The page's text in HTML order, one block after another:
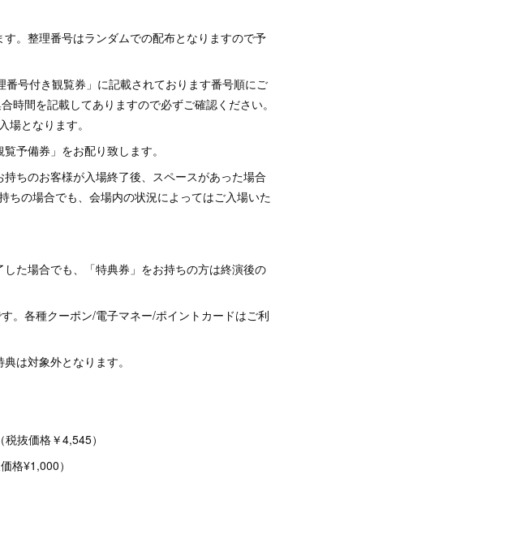
。整理番号はランダムでの配布となりますので予
号付き観覧券」に記載されております番号順にご
時間を記載してありますので必ずご確認ください。
となります。
予備券」をお配り致します。
ちのお客様が入場終了後、スペースがあった場合
ちの場合でも、会場内の状況によってはご入場いた
た場合でも、「特典券」をお持ちの方は終演後の
。各種クーポン/電子マネー/ポイントカードはご利
は対象外となります。
抜価格￥4,545）
格¥1,000）